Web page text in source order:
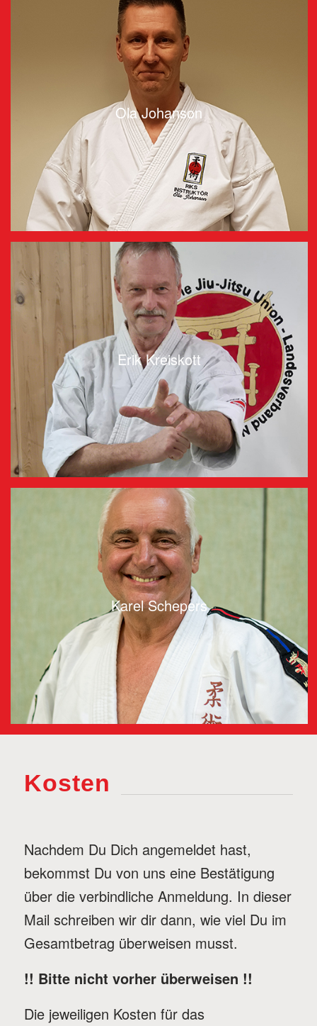
Ola Johanson
Erik Kreiskott
Karel Schepers
Kosten
Nachdem Du Dich angemeldet hast,
bekommst Du von uns eine Bestätigung
über die verbindliche Anmeldung. In dieser
Mail schreiben wir dir dann, wie viel Du im
Gesamtbetrag überweisen musst.
!! Bitte nicht vorher überweisen !!
Die jeweiligen Kosten für das